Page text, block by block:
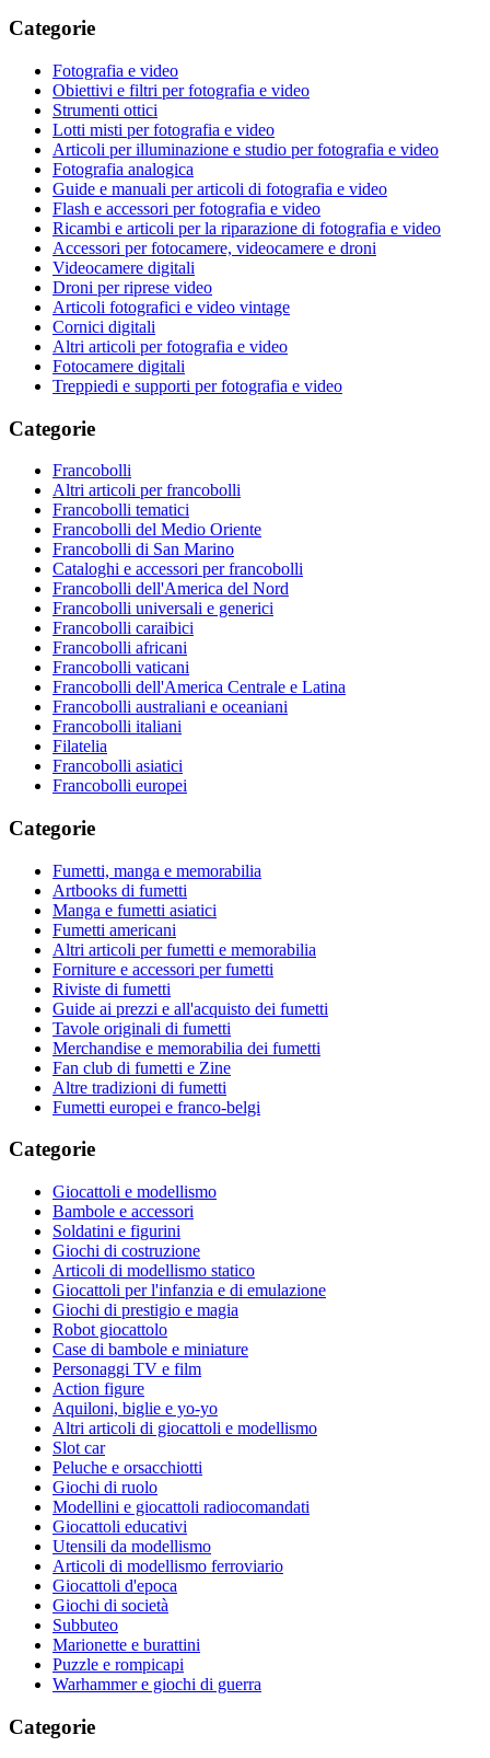
Categorie
Fotografia e video
Obiettivi e filtri per fotografia e video
Strumenti ottici
Lotti misti per fotografia e video
Articoli per illuminazione e studio per fotografia e video
Fotografia analogica
Guide e manuali per articoli di fotografia e video
Flash e accessori per fotografia e video
Ricambi e articoli per la riparazione di fotografia e video
Accessori per fotocamere, videocamere e droni
Videocamere digitali
Droni per riprese video
Articoli fotografici e video vintage
Cornici digitali
Altri articoli per fotografia e video
Fotocamere digitali
Treppiedi e supporti per fotografia e video
Categorie
Francobolli
Altri articoli per francobolli
Francobolli tematici
Francobolli del Medio Oriente
Francobolli di San Marino
Cataloghi e accessori per francobolli
Francobolli dell'America del Nord
Francobolli universali e generici
Francobolli caraibici
Francobolli africani
Francobolli vaticani
Francobolli dell'America Centrale e Latina
Francobolli australiani e oceaniani
Francobolli italiani
Filatelia
Francobolli asiatici
Francobolli europei
Categorie
Fumetti, manga e memorabilia
Artbooks di fumetti
Manga e fumetti asiatici
Fumetti americani
Altri articoli per fumetti e memorabilia
Forniture e accessori per fumetti
Riviste di fumetti
Guide ai prezzi e all'acquisto dei fumetti
Tavole originali di fumetti
Merchandise e memorabilia dei fumetti
Fan club di fumetti e Zine
Altre tradizioni di fumetti
Fumetti europei e franco-belgi
Categorie
Giocattoli e modellismo
Bambole e accessori
Soldatini e figurini
Giochi di costruzione
Articoli di modellismo statico
Giocattoli per l'infanzia e di emulazione
Giochi di prestigio e magia
Robot giocattolo
Case di bambole e miniature
Personaggi TV e film
Action figure
Aquiloni, biglie e yo-yo
Altri articoli di giocattoli e modellismo
Slot car
Peluche e orsacchiotti
Giochi di ruolo
Modellini e giocattoli radiocomandati
Giocattoli educativi
Utensili da modellismo
Articoli di modellismo ferroviario
Giocattoli d'epoca
Giochi di società
Subbuteo
Marionette e burattini
Puzzle e rompicapi
Warhammer e giochi di guerra
Categorie